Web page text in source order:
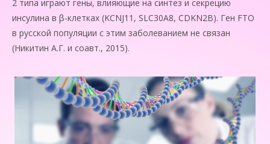
2 типа играют гены, влияющие на синтез и секрецию
инсулина в β-клетках (KCNJ11, SLC30A8, CDKN2B). Ген FTO
в русской популяции с этим заболеванием не связан
(Никитин А.Г. и соавт., 2015).